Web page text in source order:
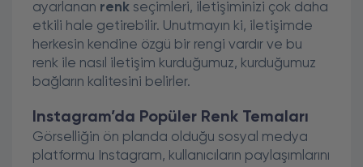
ayarlanan renk seçimleri, iletişiminizi çok daha
etkili hale getirebilir. Unutmayın ki, iletişimde
herkesin kendine özgü bir rengi vardır ve bu
renk ile nasıl iletişim kurduğumuz, kurduğumuz
bağların kalitesini belirler.
Instagram’da Popüler Renk Temaları
Görselliğin ön planda olduğu sosyal medya
platformu Instagram, kullanıcıların paylaşımlarını